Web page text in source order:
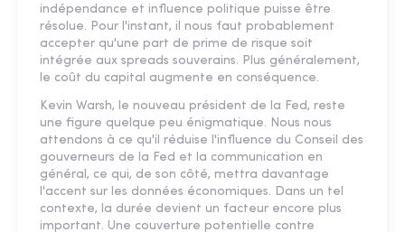
indépendance et influence politique puisse être
résolue. Pour l'instant, il nous faut probablement
accepter qu'une part de prime de risque soit
intégrée aux spreads souverains. Plus généralement,
le coût du capital augmente en conséquence.
Kevin Warsh, le nouveau président de la Fed, reste
une figure quelque peu énigmatique. Nous nous
attendons à ce qu'il réduise l'influence du Conseil des
gouverneurs de la Fed et la communication en
général, ce qui, de son côté, mettra davantage
l'accent sur les données économiques. Dans un tel
contexte, la durée devient un facteur encore plus
important. Une couverture potentielle contre